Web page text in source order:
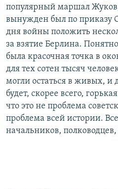
популярный маршал
вынужден был по приказу
дня войны положить
за взятие Берлина.
была красочная точка в
для тех сотен тысяч
могли остаться в живых, и
будет, скорее всего,
что это не проблема
проблема всей истории.
начальников,